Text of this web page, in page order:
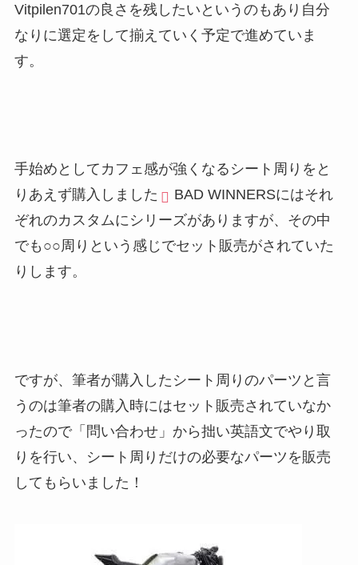
Vitpilen701の良さを残したいというのもあり自分
なりに選定をして揃えていく予定で進めていま
す。
手始めとしてカフェ感が強くなるシート周りをと
りあえず購入しました
BAD WINNERSにはそれ
ぞれのカスタムにシリーズがありますが、その中
でも○○周りという感じでセット販売がされていた
りします。
ですが、筆者が購入したシート周りのパーツと言
うのは筆者の購入時にはセット販売されていなか
ったので「問い合わせ」から拙い英語文でやり取
りを行い、シート周りだけの必要なパーツを販売
してもらいました！